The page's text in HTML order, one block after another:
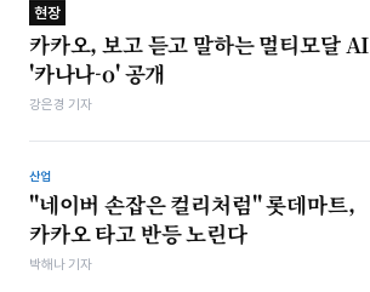
현장
카카오, 보고 듣고 말하는 멀티모달 AI
'카나나-o' 공개
강은경 기자
산업
"네이버 손잡은 컬리처럼" 롯데마트,
카카오 타고 반등 노린다
박해나 기자